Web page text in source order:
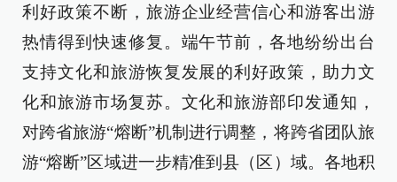
利好政策不断，旅游企业经营信心和游客出游
热情得到快速修复。端午节前，各地纷纷出台
支持文化和旅游恢复发展的利好政策，助力文
化和旅游市场复苏。文化和旅游部印发通知，
对跨省旅游“熔断”机制进行调整，将跨省团队旅
游“熔断”区域进一步精准到县（区）域。各地积